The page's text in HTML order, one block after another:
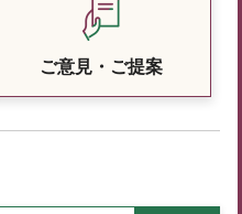
ご意見・ご提案